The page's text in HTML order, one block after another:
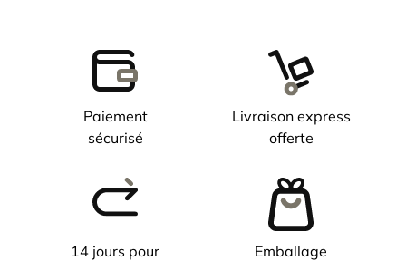
automatique
Paiement
sécurisé
Livraison express
offerte
14 jours pour
Emballage